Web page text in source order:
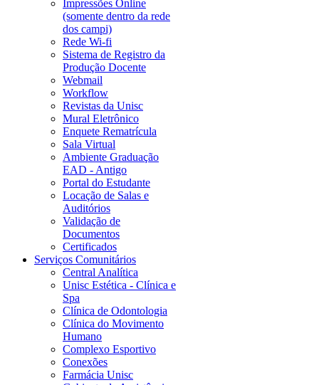
Impressões Online
(somente dentro da rede
dos campi)
Rede Wi-fi
Sistema de Registro da
Produção Docente
Webmail
Workflow
Revistas da Unisc
Mural Eletrônico
Enquete Rematrícula
Sala Virtual
Ambiente Graduação
EAD - Antigo
Portal do Estudante
Locação de Salas e
Auditórios
Validação de
Documentos
Certificados
Serviços Comunitários
Central Analítica
Unisc Estética - Clínica e
Spa
Clínica de Odontologia
Clínica do Movimento
Humano
Complexo Esportivo
Conexões
Farmácia Unisc